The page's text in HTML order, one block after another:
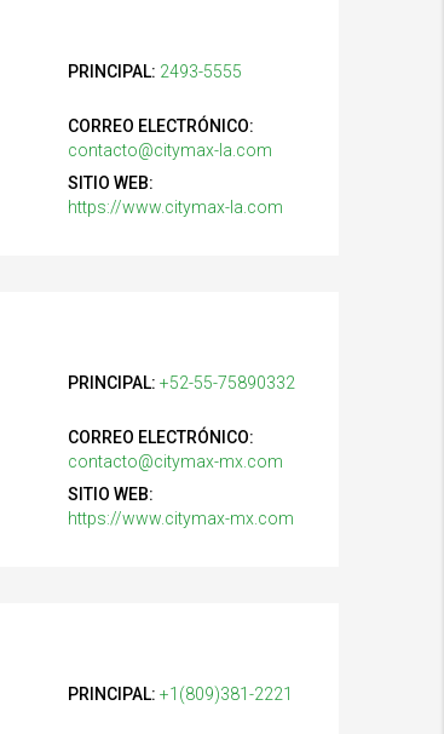
PRINCIPAL: 2493-5555
CORREO ELECTRÓNICO:
contacto@citymax-la.com
SITIO WEB:
https://www.citymax-la.com
PRINCIPAL: +52-55-75890332
CORREO ELECTRÓNICO:
contacto@citymax-mx.com
SITIO WEB:
https://www.citymax-mx.com
PRINCIPAL: +1(809)381-2221